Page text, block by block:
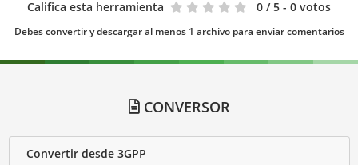
Califica esta herramienta 0 / 5 - 0 votos
Debes convertir y descargar al menos 1 archivo para enviar comentarios
CONVERSOR
Convertir desde 3GPP